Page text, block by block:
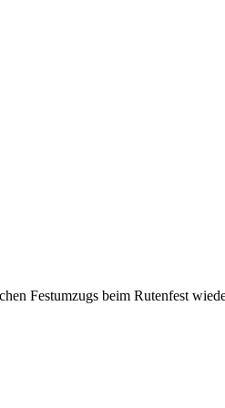
Festumzugs beim Rutenfest